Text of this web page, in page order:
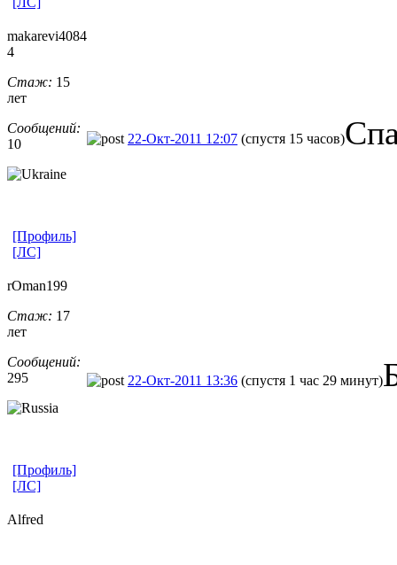
makarevi4084
4
Стаж: 15
лет
Сообщений:
10
22-Окт-2011 12:07 (спустя 15 часов)
[Профиль]
[ЛС]
rOman199
Стаж: 17
лет
Сообщений:
295
22-Окт-2011 13:36 (спустя 1 час 29 минут)
[Профиль]
[ЛС]
Alfred